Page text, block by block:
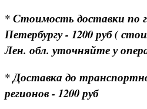
* Стоимость доставки по
Петербургу - 1200 руб (
Лен. обл. уточняйте у
* Доставка до
регионов - 1200 руб